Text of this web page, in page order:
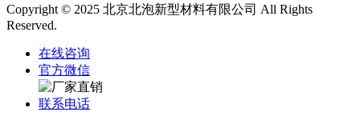
Copyright © 2025 北京北泡新型材料有限公司 All Rights
Reserved.
在线咨询
官方微信
联系电话